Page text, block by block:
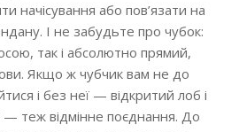
начісування або пов’язати на
І не забудьте про чубок:
так і абсолютно прямий,
Якщо ж чубчик вам не до
і без неї — відкритий лоб і
— теж відмінне поєднання. До